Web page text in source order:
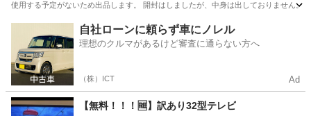
使用する予定がないため出品します。 開封はしましたが、中身は出しておりません
西岐阜駅 キッチン家電
自社ローンに頼らず車にノレル
理想のクルマがあるけど審査に通らない方へ
（株）ICT Ad
【無料！！！🆓】訳あり32型テレビ